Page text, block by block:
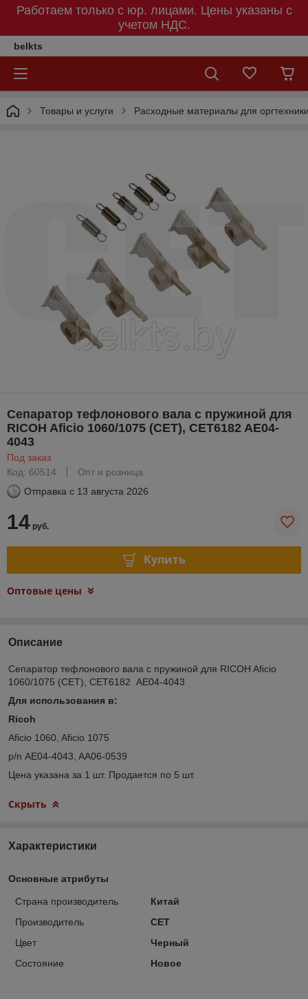
Работаем только с юр. лицами. Цены указаны c
учетом НДС.
belkts
Товары и услуги Расходные материалы для
Сепаратор тефлонового вала с пружиной для
RICOH Aficio 1060/1075 (CET), CET6182 AE04-
4043
Под заказ
Код: 60514
Опт и розница
Отправка с 13 августа 2026
14 руб.
Купить
Оптовые цены
Описание
Сепаратор тефлонового вала с пружиной для RICOH Aficio
1060/1075 (CET), CET6182 AE04-4043
Для использования в:
Ricoh
Aficio 1060, Aficio 1075
p/n AE04-4043, AA06-0539
Цена указана за 1 шт. Продается по 5 шт.
Скрыть
Характеристики
Основные атрибуты
Страна производитель
Китай
Производитель
CET
Цвет
Черный
Состояние
Новое